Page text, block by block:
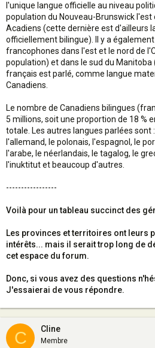
l'unique langue officielle au niveau
population du Nouveau-Brunswick
Acadiens (cette dernière est d'ailleurs
officiellement bilingue). Il y a
francophones dans l'est et le nord de
population) et dans le sud du Manitoba
français est parlé, comme langue
Canadiens.
Le nombre de Canadiens bilingues
5 millions, soit une proportion de 18 %
totale. Les autres langues parlées sont
l'allemand, le polonais, l'espagnol, le
l'arabe, le néerlandais, le tagalog, le
l'inuktitut et beaucoup d'autres.
-----------------
Voilà pour un tableau succinct des
Les provinces et territoires ont leurs
intérêts... mais il serait trop long de
cet espace du forum.
Donc, si vous avez des questions
J'essaierai de vous répondre.
C Cline
Membre